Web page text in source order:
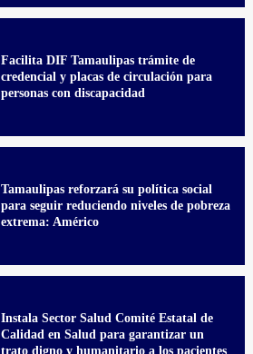
Facilita DIF Tamaulipas trámite de
credencial y placas de circulación para
personas con discapacidad
Tamaulipas reforzará su política social
para seguir reduciendo niveles de pobreza
extrema: Américo
Instala Sector Salud Comité Estatal de
Calidad en Salud para garantizar un
trato digno y humanitario a los pacientes